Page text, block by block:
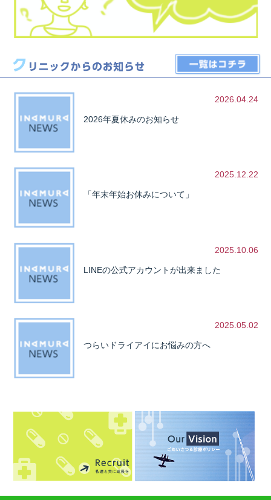
2026.04.24
2026年夏休みのお知らせ
2025.12.22
「年末年始お休みについて」
2025.10.06
LINEの公式アカウントが出来ました
2025.05.02
つらいドライアイにお悩みの方へ